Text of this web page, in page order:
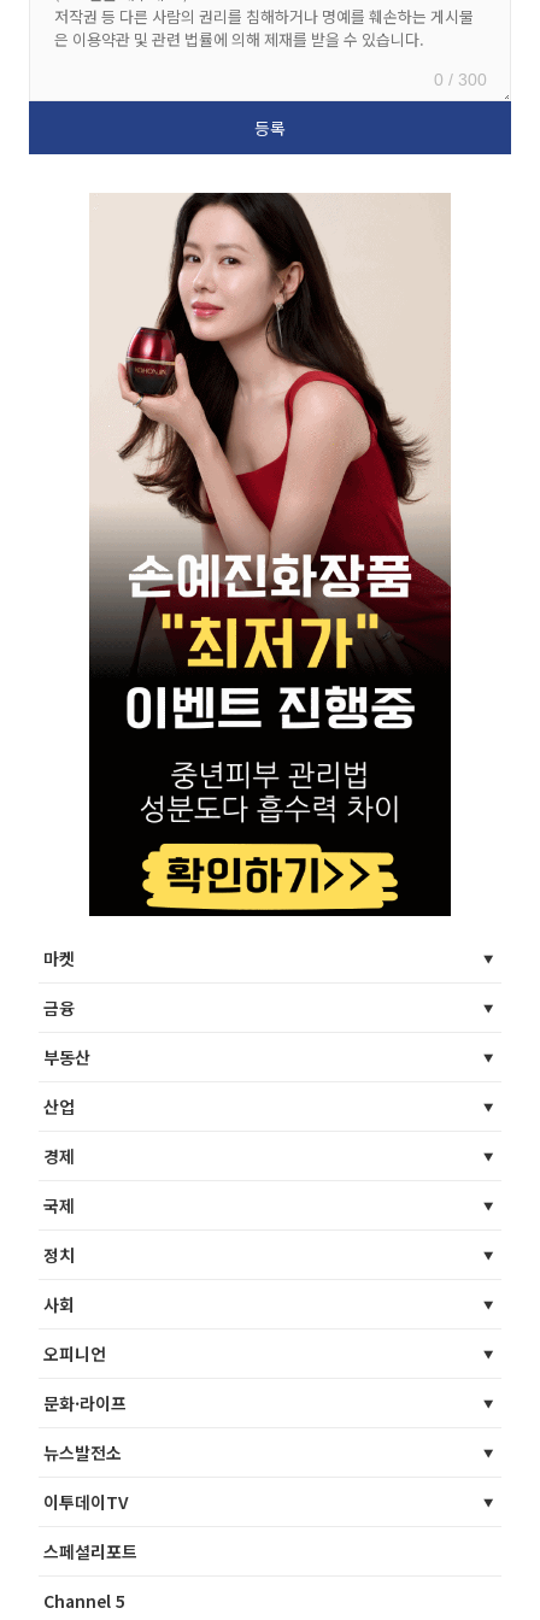
0 / 300
마켓
금융
부동산
산업
경제
국제
정치
사회
오피니언
문화·라이프
뉴스발전소
이투데이TV
스페셜리포트
Channel 5